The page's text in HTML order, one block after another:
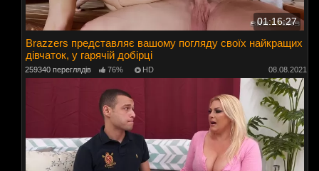
01:16:27
Brazzers представляє вашому погляду своїх найкращих
дівчаток, у гарячій добірці
259340 переглядів 76% HD 08.08.2021